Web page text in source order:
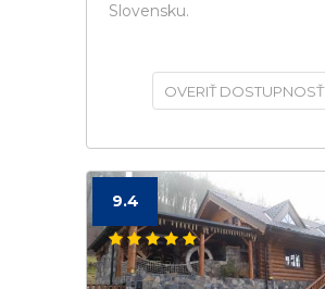
Slovensku.
OVERIŤ DOSTUPNOSŤ
9.4